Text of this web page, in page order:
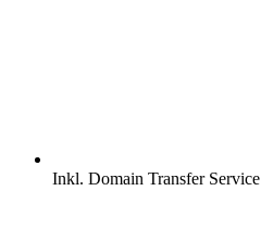
Inkl. Domain Transfer Service